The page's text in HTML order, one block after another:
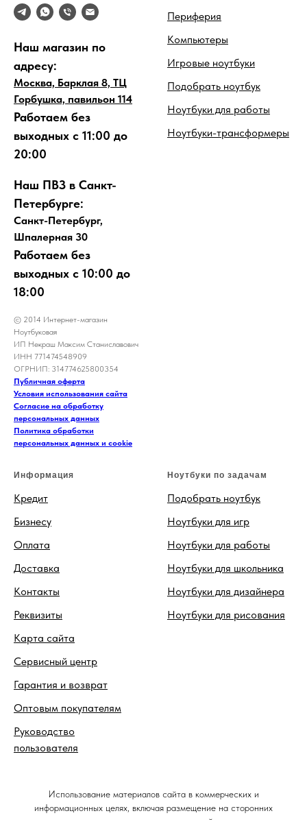
Наш магазин по
адресу:
Москва, Барклая 8, ТЦ
Горбушка, павильон 114
Работаем без
выходных с 11:00 до
20:00
Наш ПВЗ в Санкт-
Петербурге:
Санкт-Петербург,
Шпалерная 30
Работаем без
выходных с 10:00 до
18:00
© 2014 Интернет-магазин
Ноутбуковая
ИП Некраш Максим Станиславович
ИНН 771474548909
ОГРНИП: 314774625800354
Публичная оферта
Условия использования сайта
Согласие на обработку
персональных данных
Политика обработки
персональных данных и cookie
Периферия
Компьютеры
Игровые ноутбуки
Подобрать ноутбук
Ноутбуки для работы
Ноутбуки-трансформеры
Информация
Кредит
Бизнесу
Оплата
Доставка
Контакты
Реквизиты
Карта сайта
Сервисный центр
Гарантия и возврат
Оптовым покупателям
Руководство
пользователя
Ноутбуки по задачам
Подобрать ноутбук
Ноутбуки для игр
Ноутбуки для работы
Ноутбуки для школьника
Ноутбуки для дизайнера
Ноутбуки для рисования
Использование материалов сайта в коммерческих и
информационных целях, включая размещение на сторонних